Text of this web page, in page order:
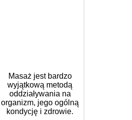
Masaż jest bardzo
wyjątkową metodą
oddziaływania na
organizm, jego ogólną
kondycję i zdrowie.